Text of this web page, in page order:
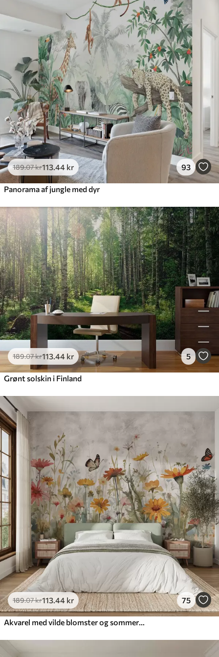
Standard
385.83 .50 kr/m²
Premium
448.33269.00kr/m²
Premium vinyl
516.67310.00kr/m²
Peel and Stick
666.67400.00 kr/m²
189.07kr113 .44 kr 93
Panorama af jungle med dyr
189.07kr113 .44 kr 5
Grønt solskin i Finland
189.07kr113 .44 kr 75